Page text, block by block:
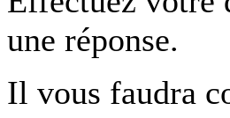
une réponse.
Il vous faudra